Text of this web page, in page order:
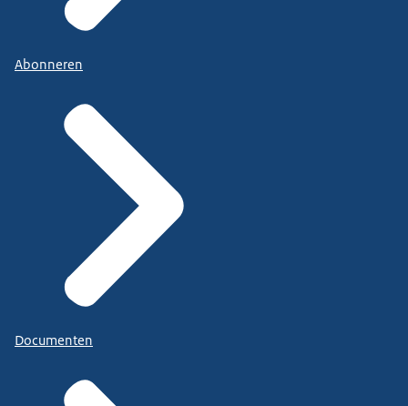
Abonneren
Documenten